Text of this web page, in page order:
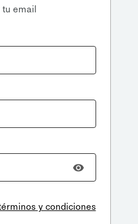
tu email
y condiciones